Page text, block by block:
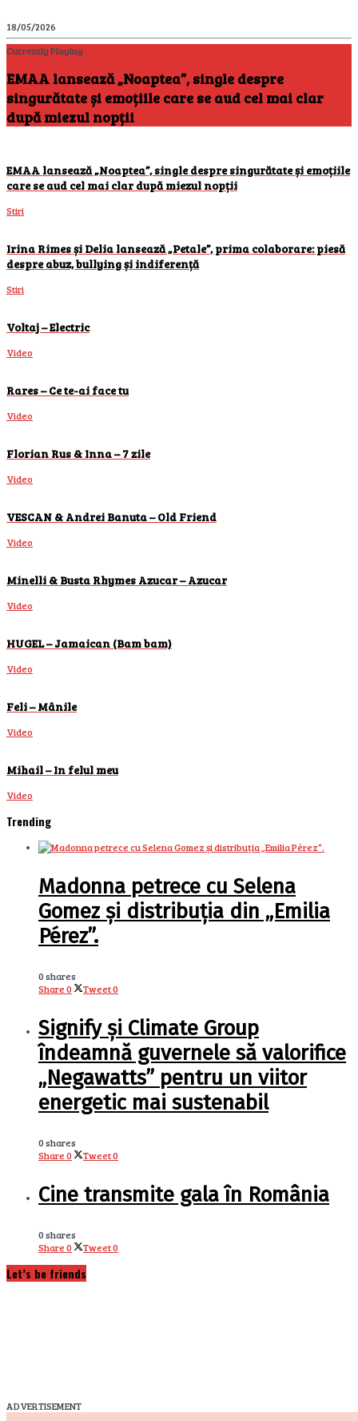
18/05/2026
Currently Playing
EMAA lansează „Noaptea”, single despre
singurătate și emoțiile care se aud cel mai clar
după miezul nopții
EMAA lansează „Noaptea”, single despre singurătate și emoțiile
care se aud cel mai clar după miezul nopții
Stiri
Irina Rimes și Delia lansează „Petale”, prima colaborare: piesă
despre abuz, bullying și indiferență
Stiri
Voltaj – Electric
Video
Rares – Ce te-ai face tu
Video
Florian Rus & Inna – 7 zile
Video
VESCAN & Andrei Banuta – Old Friend
Video
Minelli & Busta Rhymes Azucar – Azucar
Video
HUGEL – Jamaican (Bam bam)
Video
Feli – Mânile
Video
Mihail – In felul meu
Video
Trending
Madonna petrece cu Selena
Gomez și distribuția din „Emilia
Pérez”.
0 shares
Share0 Tweet0
Signify și Climate Group
îndeamnă guvernele să valorifice
„Negawatts” pentru un viitor
energetic mai sustenabil
0 shares
Share0 Tweet0
Cine transmite gala în România
0 shares
Share0 Tweet0
Let’s be friends
ADVERTISEMENT